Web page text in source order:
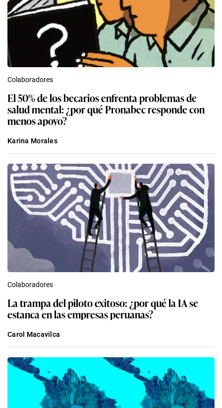
Colaboradores
El 50% de los becarios enfrenta problemas de
salud mental: ¿por qué Pronabec responde con
menos apoyo?
Karina Morales
Colaboradores
La trampa del piloto exitoso: ¿por qué la IA se
estanca en las empresas peruanas?
Carol Macavilca